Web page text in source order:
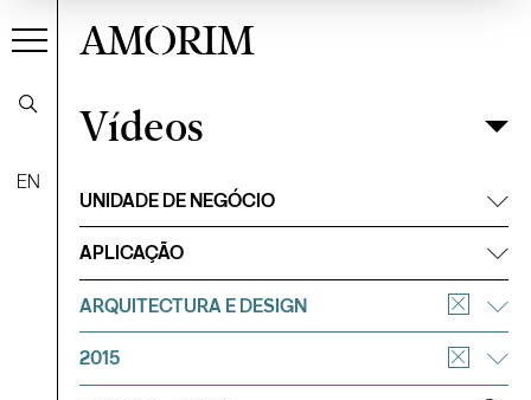
EN
AMORIM
VídeosFiltrar
Vídeos
UNIDADE DE NEGÓCIO
APLICAÇÃO
ARQUITECTURA E DESIGN
2015